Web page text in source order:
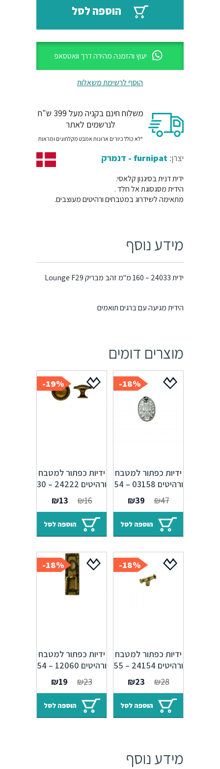
₪138.
הוספה לסל
יעוץ והזמנה מהירה דרך וואטסאפ
הוסף לרשימת משאלות
משלוח חינם בקניה מעל 399 ש"ח
לנרשמים לאתר
*לא כולל כיורים ארונות אמבט מקלחונים ומראות
יצרן: furnipat - דנמרק
ידית דנית בסיגנון קלאסי.
הידית מסגסוגת אל חלד .
מתאימה לשידרוג במטבחים ורהיטים מעוצבים.
מידע נוסף
ידית 24033 – 160 מ"מ זהב מבריק Lounge F29
הידית מגיעה עם ברגים תואמים
מוצרים דומים
18%-
ידיות כפתור למטבח
ורהיטים 03158 – 54
מ"מ כסף עתיק
Alhambra M25
₪47
המחיר
המקורי
היה:
₪47.
₪39
הנוכחי
הוא:
₪39.
הוספה לסל
19%-
ידיות כפתור למטבח
ורהיטים 24222 – 30
מ"מ ברונזה פירנצה
M09
₪16
המחיר
המקורי
היה:
₪16.
₪13
הנוכחי
הוא:
₪13.
הוספה לסל
18%-
ידיות כפתור למטבח
ורהיטים 24154 – 55
מ"מ ברונזה פירנצה
M09 Accademia
₪28
המחיר
המקורי
היה:
₪28.
₪23
הנוכחי
הוא:
₪23.
הוספה לסל
18%-
ידיות כפתור למטבח
ורהיטים 12060 – 54
מ"מ ברונזה פירנצה
M09
₪23
המחיר
המקורי
היה:
₪23.
₪19
הנוכחי
הוא:
₪19.
הוספה לסל
מידע נוסף